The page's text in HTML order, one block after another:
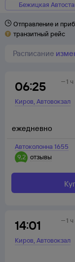
Бежицкая
Отправление и
транзитный рейс
Расписание
06:25
Киров,Автовокзал
1
Автоколонна 1655
9,2 отзывы
ежедневно
14:01
Киров,Автовокзал
1